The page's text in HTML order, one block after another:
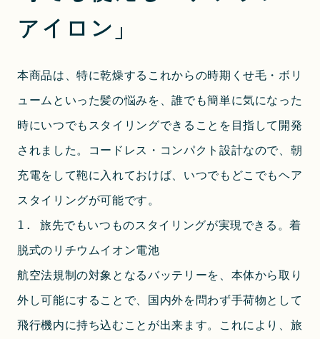
アイロン」
本商品は、特に乾燥するこれからの時期くせ毛・ボリ
ュームといった髪の悩みを、誰でも簡単に気になった
時にいつでもスタイリングできることを目指して開発
されました。コードレス・コンパクト設計なので、朝
充電をして鞄に入れておけば、いつでもどこでもヘア
スタイリングが可能です。
1. 旅先でもいつものスタイリングが実現できる。着
脱式のリチウムイオン電池
航空法規制の対象となるバッテリーを、本体から取り
外し可能にすることで、国内外を問わず手荷物として
飛行機内に持ち込むことが出来ます。これにより、旅